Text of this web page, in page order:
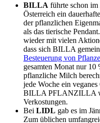
BILLA führte schon im
Österreich ein
der pflanzlichen
als das tierische
wieder mit vielen
dass sich BILLA
Besteuerung von
gesamten Monat nur 10
pflanzliche Milch
jede Woche ein
BILLA PFLANZILLA
Verkostungen.
Bei LIDL gab es im
Zum üblichen